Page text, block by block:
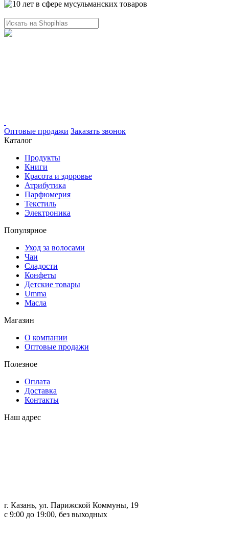
Оптовые продажи Заказать звонок
Каталог
Продукты
Книги
Красота и здоровье
Атрибутика
Парфюмерия
Текстиль
Электроника
Популярное
Уход за волосами
Чаи
Сладости
Конфеты
Детские товары
Umma
Масла
Магазин
О компании
Оптовые продажи
Полезное
Оплата
Доставка
Контакты
Наш адрес
г. Казань, ул. Парижской Коммуны, 19
с 9:00 до 19:00, без выходных